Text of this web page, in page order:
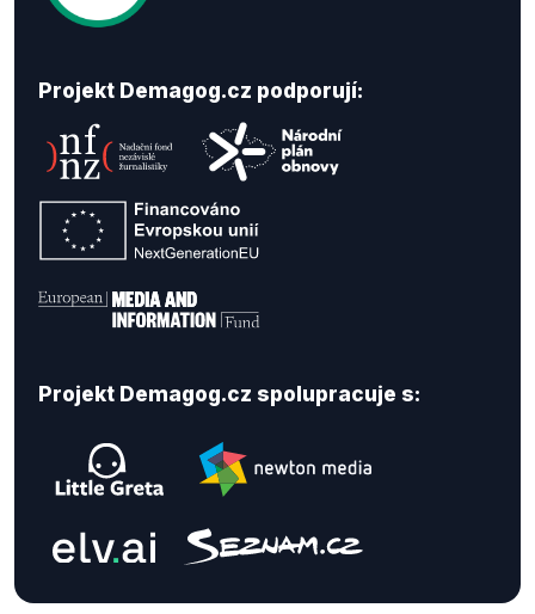
Projekt Demagog.cz podporují:
Projekt Demagog.cz spolupracuje s: